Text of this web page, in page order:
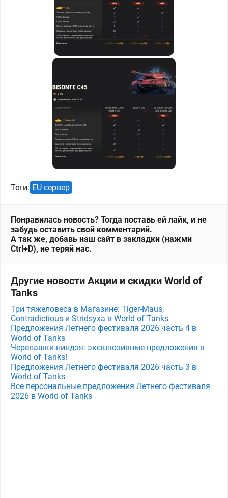
Теги: EU сервер
Понравилась новость? Тогда поставь ей лайк, и не
забудь оставить свой комментарий.
А так же, добавь наш сайт в закладки (нажми
Ctrl+D), не теряй нас.
Другие новости Акции и скидки World of
Tanks
Три тяжеловеса в Магазине: Tiger-Maus,
Contradictious и Stridsyxa в World of Tanks
Предложения Летнего фестиваля 2026 часть 4 в
World of Tanks
Черепашки-ниндзя: эксклюзивные предложения в
World of Tanks!
Предложения Летнего фестиваля 2026 часть 3 в
World of Tanks
Все персональные предложения Летнего фестиваля
2026 в World of Tanks